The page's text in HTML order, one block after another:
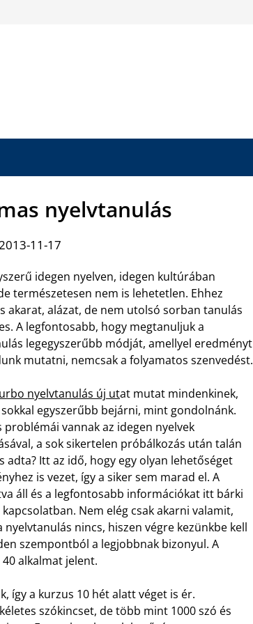
nyelvtanulás
11-17
idegen nyelven, idegen kultúrában
természetesen nem is lehetetlen. Ehhez
akarat, alázat, de nem utolsó sorban tanulás
A legfontosabb, hogy megtanuljuk a
legegyszerűbb módját, amellyel eredményt
mutatni, nemcsak a folyamatos szenvedést.
nyelvtanulás új utat mutat mindenkinek,
egyszerűbb bejárni, mint gondolnánk.
problémái vannak az idegen nyelvek
a sok sikertelen próbálkozás után talán
adta? Itt az idő, hogy egy olyan lehetőséget
is vezet, így a siker sem marad el. A
áll és a legfontosabb információkat itt bárki
Nem elég csak akarni valamit,
nincs, hiszen végre kezünkbe kell
szempontból a legjobbnak bizonyul. A
alkalmat jelent.
így a kurzus 10 hét alatt véget is ér.
szókincset, de több mint 1000 szó és